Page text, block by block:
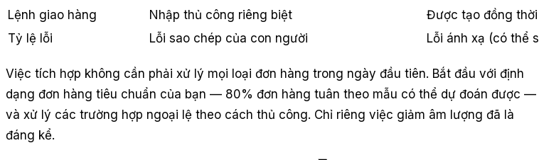
Lệnh giao hàng
Nhập thủ công riêng biệt
Được tạo đồng
Tỷ lệ lỗi
Lỗi sao chép của con người Lỗi ánh xạ (có thể
Việc tích hợp không cần phải xử lý mọi loại đơn hàng trong ngày đầu tiên. Bắt đầu với định
dạng đơn hàng tiêu chuẩn của bạn — 80% đơn hàng tuân theo mẫu có thể dự đoán được —
và xử lý các trường hợp ngoại lệ theo cách thủ công. Chỉ riêng việc giảm âm lượng đã là
đáng kể.